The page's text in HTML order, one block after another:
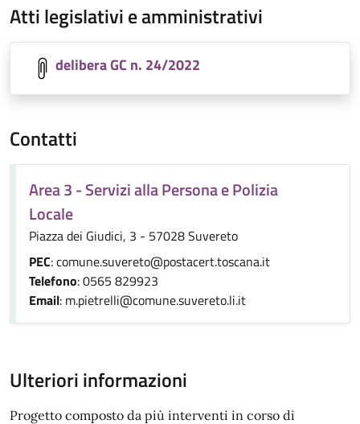
Atti legislativi e amministrativi
delibera GC n. 24/2022
Contatti
Area 3 - Servizi alla Persona e Polizia
Locale
Piazza dei Giudici, 3 - 57028 Suvereto
PEC: comune.suvereto@postacert.toscana.it
Telefono: 0565 829923
Email: m.pietrelli@comune.suvereto.li.it
Ulteriori informazioni
Progetto composto da più interventi in corso di